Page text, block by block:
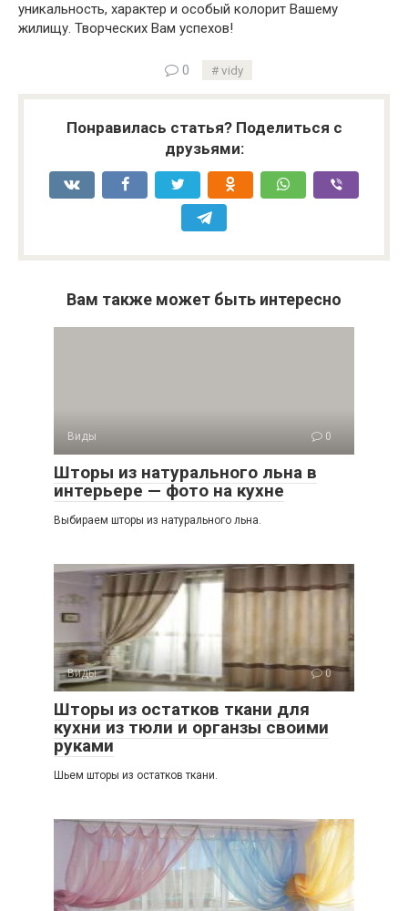
уникальность, характер и особый колорит Вашему
жилищу. Творческих Вам успехов!
0 vidy
Понравилась статья? Поделиться с
друзьями:
Вам также может быть интересно
Виды 0
Шторы из натурального льна в
интерьере — фото на кухне
Выбираем шторы из натурального льна.
Виды 0
Шторы из остатков ткани для
кухни из тюли и органзы своими
руками
Шьем шторы из остатков ткани.